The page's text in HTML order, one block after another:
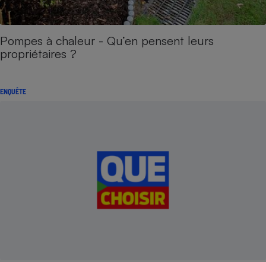
Pompes à chaleur - Qu’en pensent leurs
propriétaires ?
ENQUÊTE